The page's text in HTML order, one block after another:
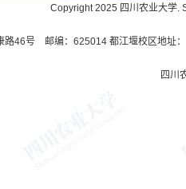
Copyright 2025 四川农业大学.
路46号 邮编：625014 都江堰校区地址
四川